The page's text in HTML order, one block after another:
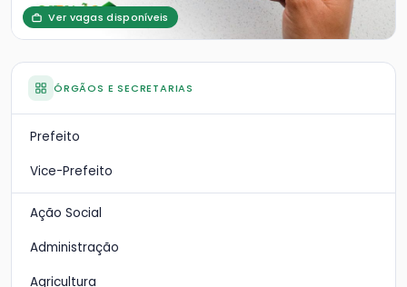
Ver vagas disponíveis
ÓRGÃOS E SECRETARIAS
Prefeito
Vice-Prefeito
Ação Social
Administração
Agricultura